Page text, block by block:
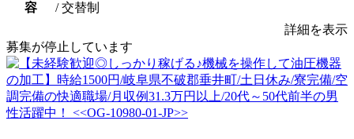
容
/ 交替制
詳細を表示
募集が停止しています